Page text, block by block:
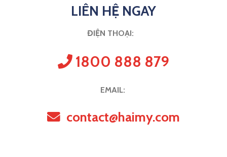
LIÊN HỆ NGAY
ĐIỆN THOẠI:
1800 888 879
EMAIL:
contact@haimy.com